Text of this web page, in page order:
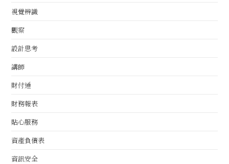
視覺辨識
觀察
設計思考
講師
財付通
財務報表
貼心服務
資產負債表
資訊安全